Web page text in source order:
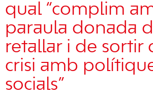
qual “complim
paraula donada
retallar i de sortir
crisi amb
socials”